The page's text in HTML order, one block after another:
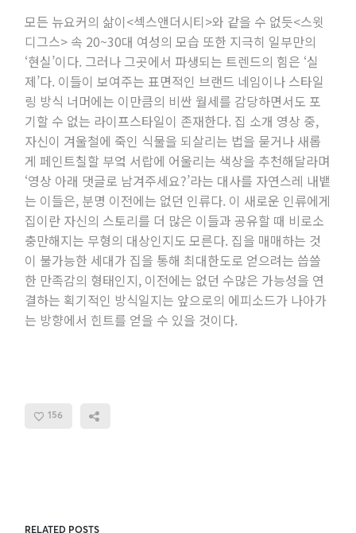
모든 뉴요커의 삶이<섹스앤더시티>와 같을 수 없듯<스윗
디그스> 속 20~30대 여성의 모습 또한 지극히 일부만의
‘현실’이다. 그러나 그곳에서 파생되는 트렌드의 힘은 ‘실
제’다. 이들이 보여주는 표면적인 브랜드 네임이나 스타일
링 방식 너머에는 이만큼의 비싼 월세를 감당하면서도 포
기할 수 없는 라이프스타일이 존재한다. 집 소개 영상 중,
자신이 겨울철에 죽인 식물을 되살리는 법을 묻거나 새롭
게 페인트칠할 부엌 서랍에 어울리는 색상을 추천해달라며
‘영상 아래 댓글로 남겨주세요?’라는 대사를 자연스레 내뱉
는 이들은, 분명 이전에는 없던 인류다. 이 새로운 인류에게
집이란 자신의 스토리를 더 많은 이들과 공유할 때 비로소
충만해지는 무형의 대상인지도 모른다. 집을 매매하는 것
이 불가능한 세대가 집을 통해 최대한도로 얻으려는 씁쓸
한 만족감의 형태인지, 이전에는 없던 수많은 가능성을 연
결하는 획기적인 방식일지는 앞으로의 에피소드가 나아가
는 방향에서 힌트를 얻을 수 있을 것이다.
156
RELATED POSTS